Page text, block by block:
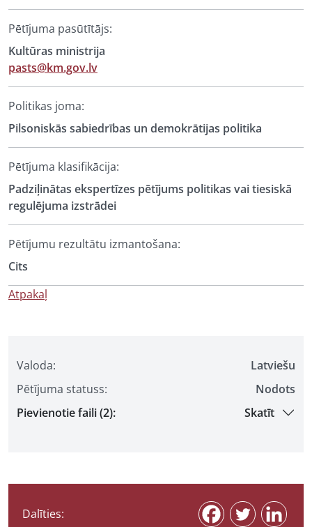
Valoda:
Latviešu
Pētījuma statuss:
Nodots
Pievienotie faili (2):
Skatīt
Dalīties:
Pētījuma pasūtītājs:
Kultūras ministrija
pasts@km.gov.lv
Politikas joma:
Pilsoniskās sabiedrības un demokrātijas politika
Pētījuma klasifikācija:
Padziļinātas ekspertīzes pētījums politikas vai tiesiskā
regulējuma izstrādei
Pētījumu rezultātu izmantošana:
Cits
Atpakaļ